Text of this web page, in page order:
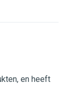
en heeft